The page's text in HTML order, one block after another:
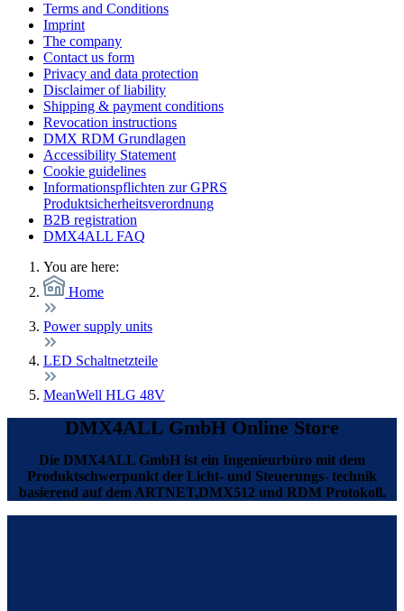
Terms and Conditions
Imprint
The company
Contact us form
Privacy and data protection
Disclaimer of liability
Shipping & payment conditions
Revocation instructions
DMX RDM Grundlagen
Accessibility Statement
Cookie guidelines
Informationspflichten zur GPRS
Produktsicherheitsverordnung
B2B registration
DMX4ALL FAQ
You are here:
Home
Power supply units
LED Schaltnetzteile
MeanWell HLG 48V
DMX4ALL GmbH Online Store
Die DMX4ALL GmbH ist ein Ingenieurbüro mit dem
Produktschwerpunkt der Licht- und Steuerungs- technik
basierend auf dem ARTNET,DMX512 und RDM Protokoll.